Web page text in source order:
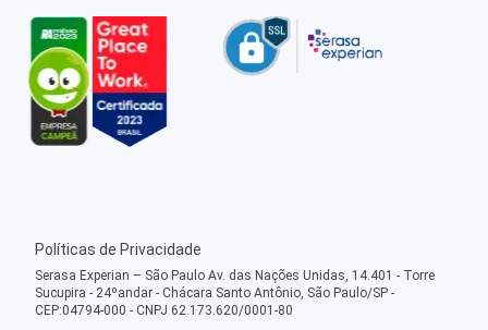
Políticas de Privacidade
Serasa Experian – São Paulo Av. das Nações Unidas, 14.401 - Torre
Sucupira - 24ºandar - Chácara Santo Antônio, São Paulo/SP -
CEP:04794-000 - CNPJ 62.173.620/0001-80